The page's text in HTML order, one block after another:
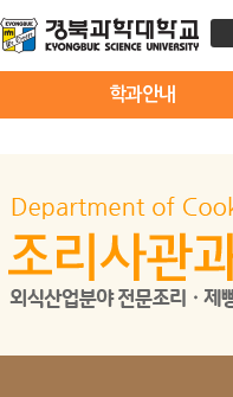
학과안내